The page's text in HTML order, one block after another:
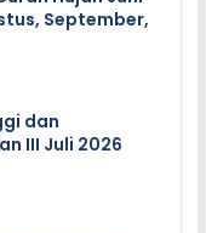
September,
dan
III Juli 2026